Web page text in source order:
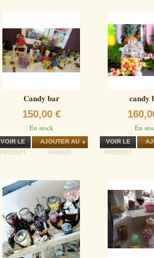
Candy bar
150,00 €
En stock
AJOUTER AU
PANIER
VOIR LE
PRODUIT
candy
En
VOIR LE
PRODUIT